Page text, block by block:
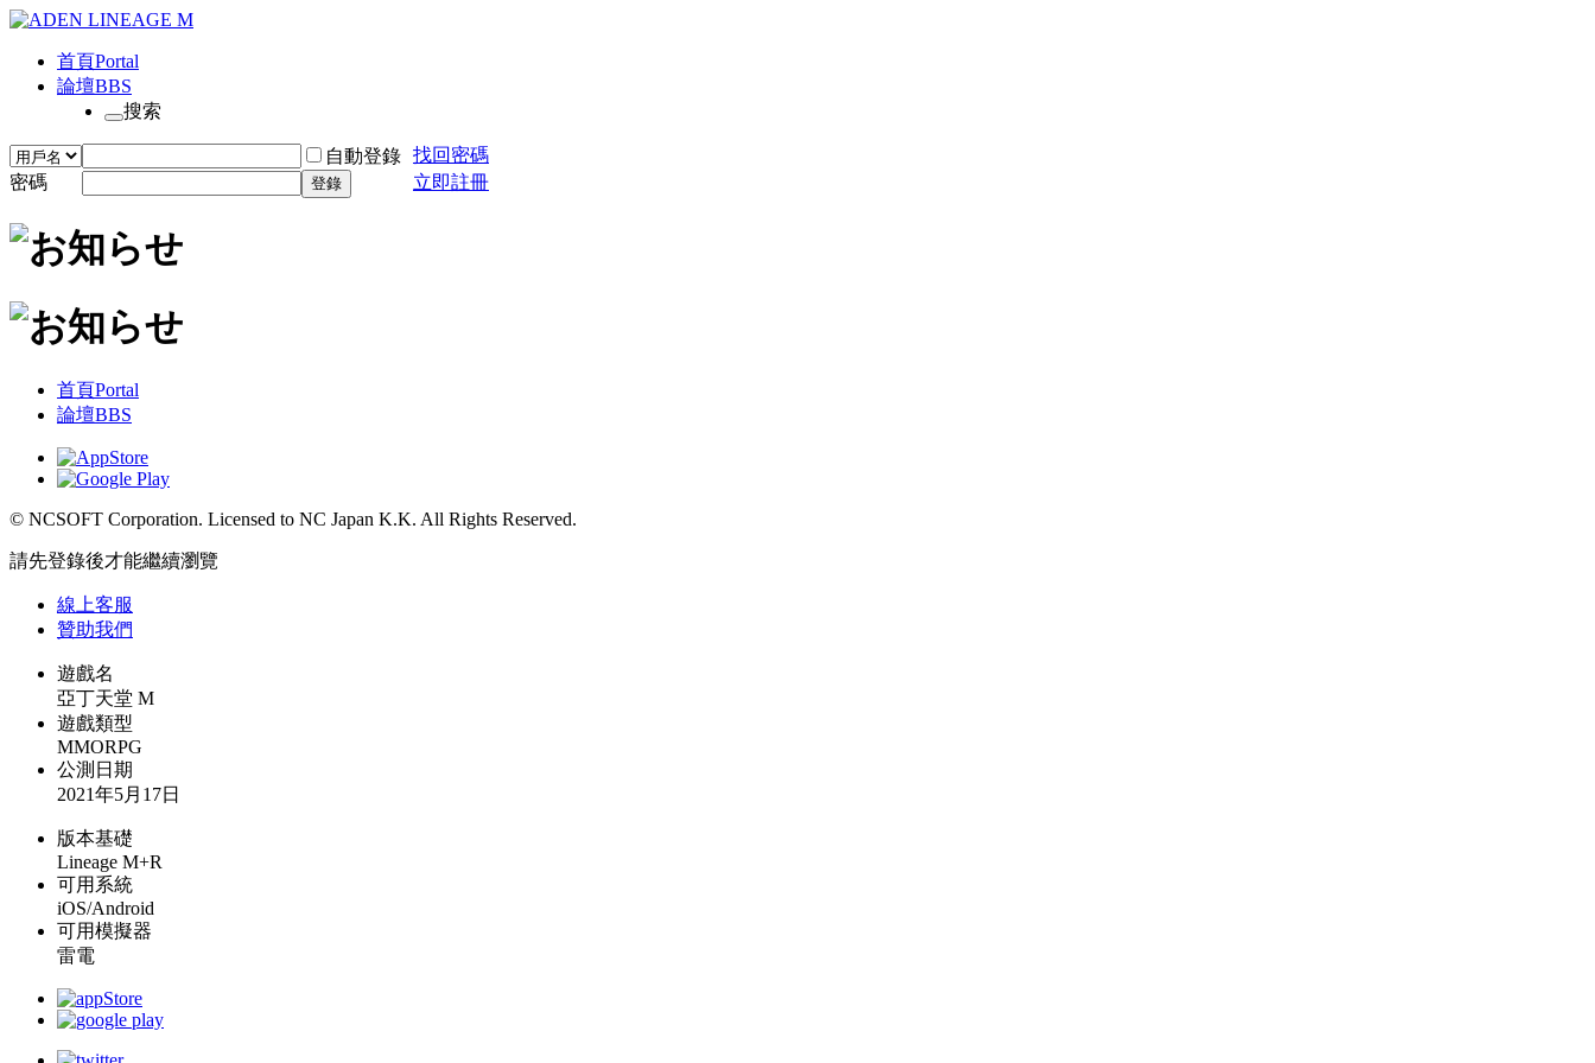
首頁Portal
論壇BBS
搜索
自動登錄 找回密碼
密碼
登錄 立即註冊
首頁Portal
論壇BBS
© NCSOFT Corporation. Licensed to NC Japan K.K. All Rights Reserved.
請先登錄後才能繼續瀏覽
線上客服
贊助我們
遊戲名
亞丁天堂 M
遊戲類型
MMORPG
公測日期
2021年5月17日
版本基礎
Lineage M+R
可用系統
iOS/Android
可用模擬器
雷電